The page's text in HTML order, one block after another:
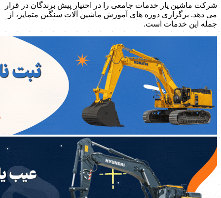
شرکت ماشین یار خدمات جامعی را در اختیار پیش برندگان در قرار
می دهد. برگزاری دوره های آموزش ماشین آلات سنگین متمایز، از
جمله این خدمات است.